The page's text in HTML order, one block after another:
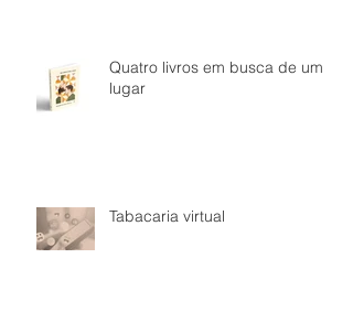
Quatro livros em busca de um
lugar
Tabacaria virtual